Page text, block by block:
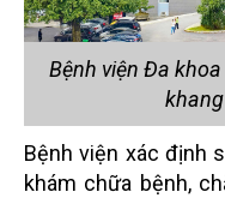
Bệnh viện Đa
Bệnh viện xác định
khám chữa bệnh,